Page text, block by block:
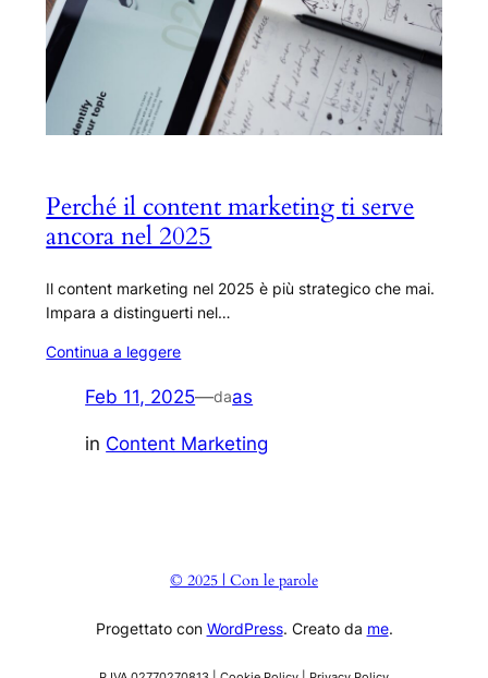
Perché il content marketing ti serve
ancora nel 2025
Il content marketing nel 2025 è più strategico che mai.
Impara a distinguerti nel…
Continua a leggere
Feb 11, 2025—daas
in Content Marketing
© 2025 | Con le parole
Progettato con WordPress. Creato da me.